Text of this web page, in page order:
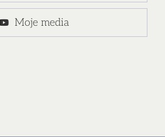
Moje media